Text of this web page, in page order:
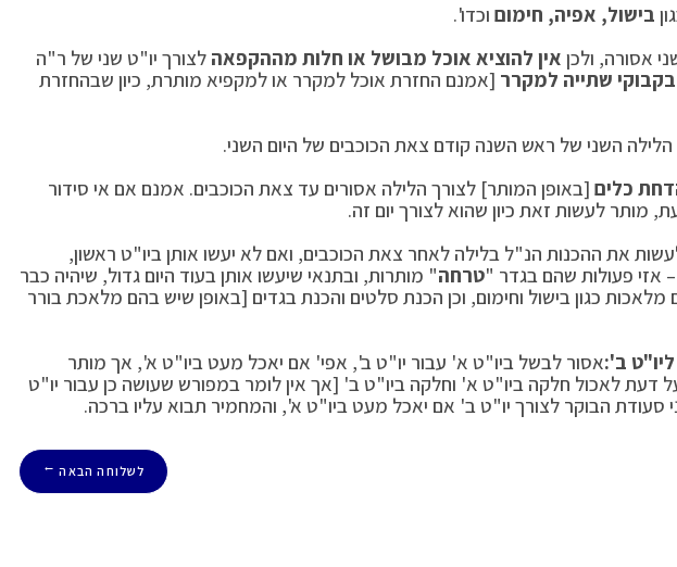
בישול, אפיה, חימום וכדו'.
אסורה, ולכן אין להוציא אוכל מבושל או חלות מההקפאה לצורך יו"ט שני של ר"ה
שתייה למקרר [אמנם החזרת אוכל למקרר או למקפיא מותרת, כיון שבהחזרת
השני של ראש השנה קודם צאת הכוכבים של היום השני.
כלים [באופן המותר] לצורך הלילה אסורים עד צאת הכוכבים. אמנם אם אי סידור
מותר לעשות זאת כיון שהוא לצורך יום זה.
את ההכנות הנ"ל בלילה לאחר צאת הכוכבים, ואם לא יעשו אותן ביו"ט ראשון,
אזי פעולות שהם בגדר "טרחה" מותרות, ובתנאי שיעשו אותן בעוד היום גדול, שיהיה כבר
מלאכות כגון בישול וחימום, וכן הכנת סלטים והכנת בגדים [באופן שיש בהם מלאכת בורר
ב':אסור לבשל ביו"ט א' עבור יו"ט ב', אפי' אם יאכל מעט ביו"ט א', אך מותר
דעת לאכול חלקה ביו"ט א' וחלקה ביו"ט ב' [אך אין לומר במפורש שעושה כן עבור יו"ט
הבוקר לצורך יו"ט ב' אם יאכל מעט ביו"ט א', והמחמיר תבוא עליו ברכה.
לשלוחה הבאה →